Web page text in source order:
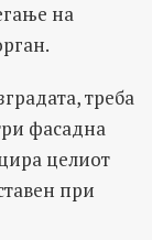
на
треба
фасадна
целиот
при